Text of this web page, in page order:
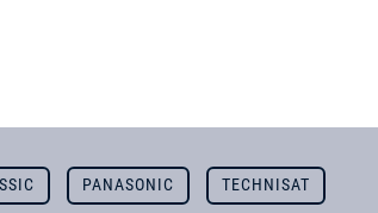
PANASONIC TECHNISAT